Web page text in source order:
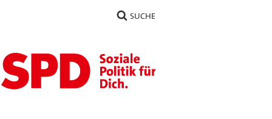
SUCHE